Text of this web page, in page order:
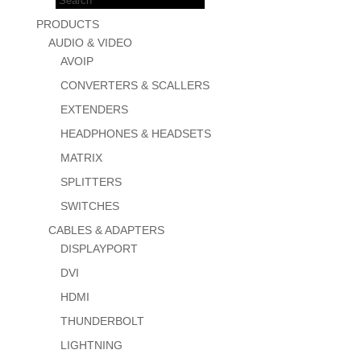
PRODUCTS
AUDIO & VIDEO
AVOIP
CONVERTERS & SCALLERS
EXTENDERS
HEADPHONES & HEADSETS
MATRIX
SPLITTERS
SWITCHES
CABLES & ADAPTERS
DISPLAYPORT
DVI
HDMI
THUNDERBOLT
LIGHTNING